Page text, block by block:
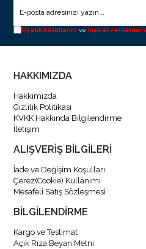
Üyelik koşullarını ve kişisel verilerimin
HAKKIMIZDA
Hakkımızda
Gizlilik Politikası
KVKK Hakkında Bilgilendirme
İletişim
ALIŞVERİŞ BİLGİLERİ
İade ve Değişim Koşulları
Çerez(Cookie) Kullanımı
Mesafeli Satış Sözleşmesi
BİLGİLENDİRME
Kargo ve Teslimat
Açık Rıza Beyan Metni